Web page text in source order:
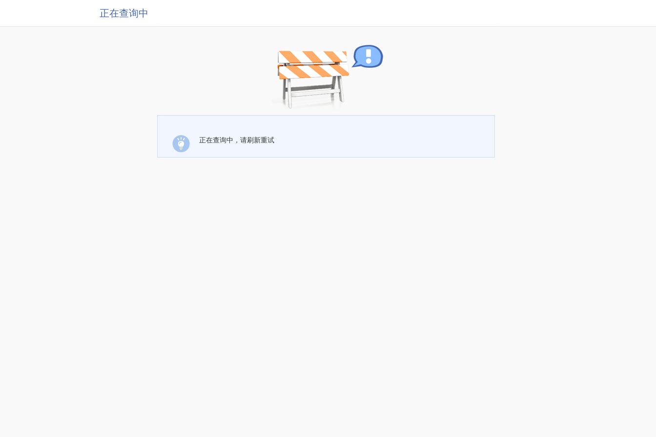
正在查询中
正在查询中，请刷新重试